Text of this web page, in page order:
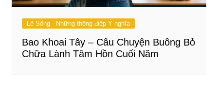
Lẽ Sống - Những thông điệp Ý nghĩa
Bao Khoai Tây – Câu Chuyện Buông Bỏ
Chữa Lành Tâm Hồn Cuối Năm